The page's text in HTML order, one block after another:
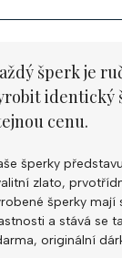
šperk je
identický
cenu.
šperky
zlato,
šperky mají
a stává se
originální